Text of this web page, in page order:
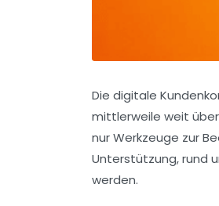
Die digitale
mittlerweile weit
nur Werkzeuge zur
Unterstützung, rund
werden.